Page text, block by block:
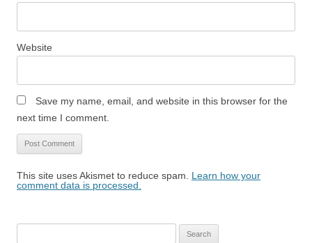
Website
Save my name, email, and website in this browser for the
next time I comment.
This site uses Akismet to reduce spam. Learn how your
comment data is processed.